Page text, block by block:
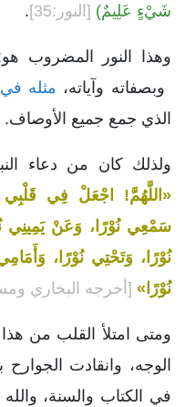
شَيْءٍ عَلِيمٌ) [النور:35] .
وهذا النور المضروب
وبصفاته وآياته، مثله
الذي جمع جميع الأوصاف.
ولذلك كان من دعاء
«اللَّهُمَّ! اجْعَلْ فِي
سَمْعِي نُوْرًا، وَعَنْ يَمِينِي
نُوْرًا، وَتَحْتِي نُوْرًا،
نُوْرًا» [أخرجه البخاري
ومتى امتلأ القلب من
الوجه، وانقادت
في الكتاب والسنة،